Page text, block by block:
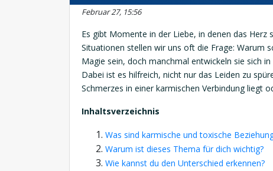
Februar 27, 15:56
Es gibt Momente in der Liebe, in denen das Herz
Situationen stellen wir uns oft die Frage: Warum
Magie sein, doch manchmal entwickeln sie sich
Dabei ist es hilfreich, nicht nur das Leiden zu
Schmerzes in einer karmischen Verbindung liegt
Inhaltsverzeichnis
Was sind karmische und toxische
Warum ist dieses Thema für dich wichtig?
Wie kannst du den Unterschied erkennen?